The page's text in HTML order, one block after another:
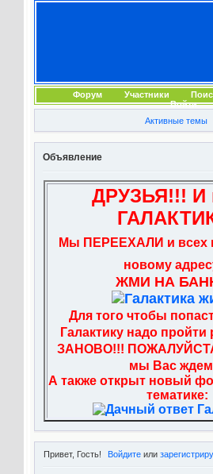
Форум Участники
Войти
Активные темы
Объявление
ДРУЗЬЯ!!! И
Мы ПЕРЕЕХАЛИ и всех
новому
ЖМИ НА
Для того чтобы
Галактику надо пройти
ЗАНОВО!!!
мы Вас
А также открыт новый
тематике:
Привет, Гость! Войдите или